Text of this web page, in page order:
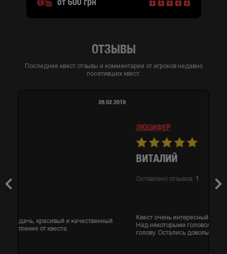
ОТЗЫВЫ
Последние квест отзывы и комментарии от игроков недавно
посетивших квест.
Previous
Квест очень интересный, не сложный и очень атмосферный.
Над некоторыми головоломками пришлось таки поломать